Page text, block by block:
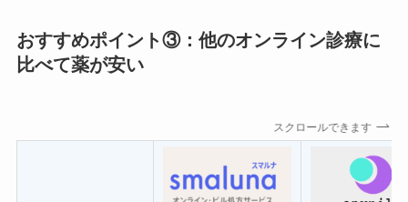
おすすめポイント③：他のオンライン診療に
比べて薬が安い
スクロールできます